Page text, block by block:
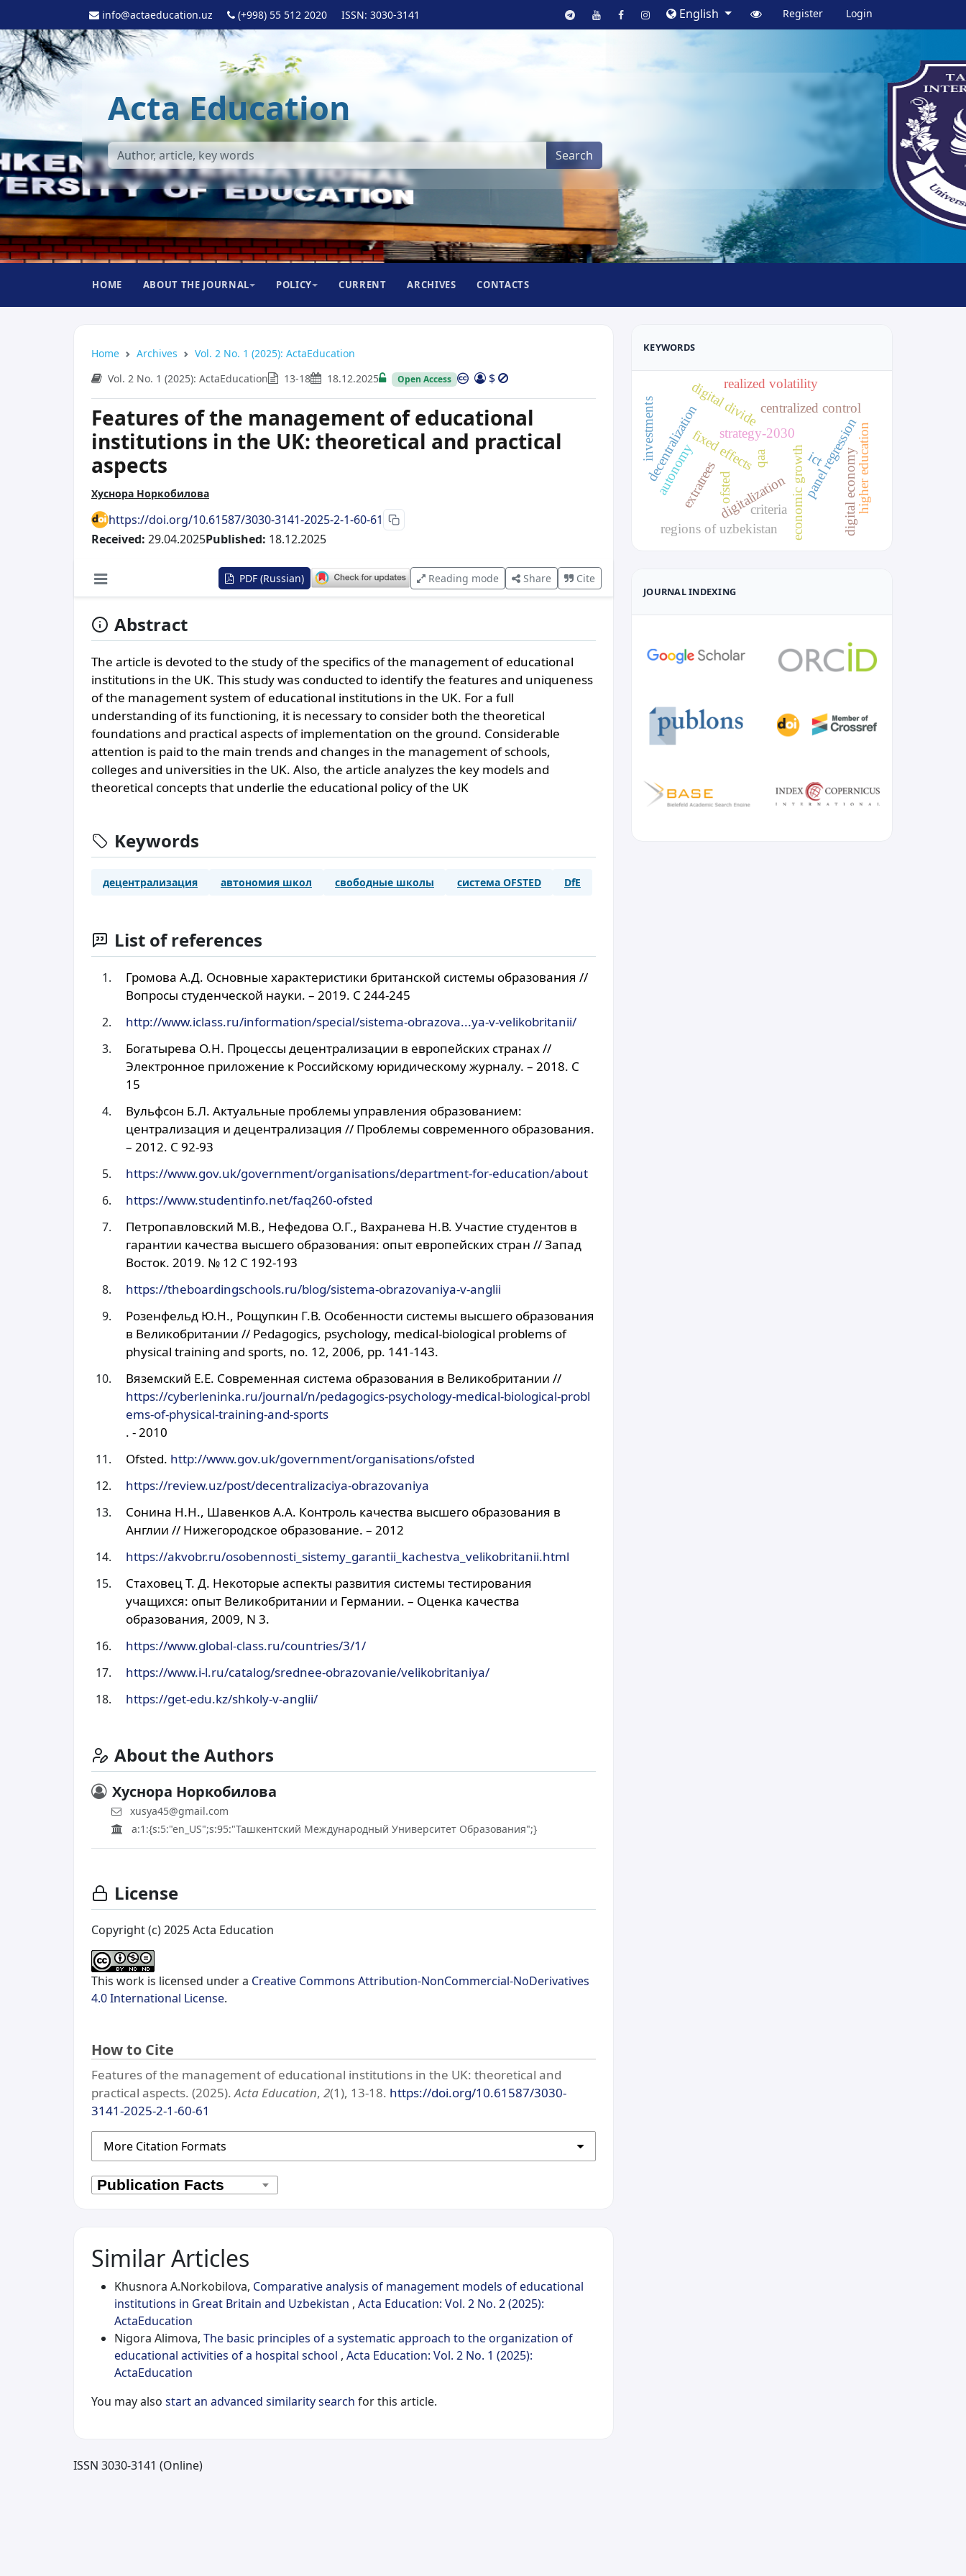
info@actaeducation.uz (+998) 55 512 2020 ISSN: 3030-3141 English Register Login
Acta Education
Search
HOME ABOUT THE JOURNAL POLICY CURRENT ARCHIVES CONTACTS
Home Archives
Vol. 2 No. 1 (2025): ActaEducation
Vol. 2 No. 1 (2025): ActaEducation
13-18 18.12.2025 Open Access $
Features of the management of educational
institutions in the UK: theoretical and practical
aspects
Хуснора Норкобилова
https://doi.org/10.61587/3030-3141-2025-2-1-60-61
Received: 29.04.2025Published: 18.12.2025
PDF (Russian) Reading mode Share Cite
Abstract
The article is devoted to the study of the specifics of the management of educational
institutions in the UK. This study was conducted to identify the features and uniqueness
of the management system of educational institutions in the UK. For a full
understanding of its functioning, it is necessary to consider both the theoretical
foundations and practical aspects of implementation on the ground. Considerable
attention is paid to the main trends and changes in the management of schools,
colleges and universities in the UK. Also, the article analyzes the key models and
theoretical concepts that underlie the educational policy of the UK
Keywords
децентрализация автономия школ свободные школы система OFSTED DfE
List of references
Громова А.Д. Основные характеристики британской системы образования //
Вопросы студенческой науки. – 2019. С 244-245
http://www.iclass.ru/information/special/sistema-obrazova...ya-v-velikobritanii/
Богатырева О.Н. Процессы децентрализации в европейских странах //
Электронное приложение к Российскому юридическому журналу. – 2018. С
15
Вульфсон Б.Л. Актуальные проблемы управления образованием:
централизация и децентрализация // Проблемы современного образования.
– 2012. С 92-93
https://www.gov.uk/government/organisations/department-for-education/about
https://www.studentinfo.net/faq260-ofsted
Петропавловский М.В., Нефедова О.Г., Вахранева Н.В. Участие студентов в
гарантии качества высшего образования: опыт европейских стран // Запад
Восток. 2019. № 12 С 192-193
https://theboardingschools.ru/blog/sistema-obrazovaniya-v-anglii
Розенфельд Ю.Н., Рощупкин Г.В. Особенности системы высшего образования
в Великобритании // Pedagogics, psychology, medical-biological problems of
physical training and sports, no. 12, 2006, pp. 141-143.
Вяземский Е.Е. Современная система образования в Великобритании //
https://cyberleninka.ru/journal/n/pedagogics-psychology-medical-biological-probl
ems-of-physical-training-and-sports
. - 2010
Ofsted. http://www.gov.uk/government/organisations/ofsted
https://review.uz/post/decentralizaciya-obrazovaniya
Сонина Н.Н., Шавенков А.А. Контроль качества высшего образования в
Англии // Нижегородское образование. – 2012
https://akvobr.ru/osobennosti_sistemy_garantii_kachestva_velikobritanii.html
Стаховец Т. Д. Некоторые аспекты развития системы тестирования
учащихся: опыт Великобритании и Германии. – Оценка качества
образования, 2009, N 3.
https://www.global-class.ru/countries/3/1/
https://www.i-l.ru/catalog/srednee-obrazovanie/velikobritaniya/
https://get-edu.kz/shkoly-v-anglii/
About the Authors
Хуснора Норкобилова
xusya45@gmail.com
a:1:{s:5:"en_US";s:95:"Ташкентский Международный Университет Образования";}
License
Copyright (c) 2025 Acta Education
This work is licensed under a Creative Commons Attribution-NonCommercial-NoDerivatives
4.0 International License.
How to Cite
Features of the management of educational institutions in the UK: theoretical and
practical aspects. (2025).Acta Education, 2(1), 13-18. https://doi.org/10.61587/3030-
3141-2025-2-1-60-61
More Citation Formats
Similar Articles
Khusnora A.Norkobilova, Comparative analysis of management models of educational
institutions in Great Britain and Uzbekistan , Acta Education: Vol. 2 No. 2 (2025):
ActaEducation
Nigora Alimova, The basic principles of a systematic approach to the organization of
educational activities of a hospital school , Acta Education: Vol. 2 No. 1 (2025):
ActaEducation
You may also start an advanced similarity search for this article.
ISSN 3030-3141 (Online)
KEYWORDS
digitalizationeconomic growth
regions of uzbekistan
panel regression
fixed effects
strategy-2030
ict digital economy
digital divide
decentralization centralized control
autonomy ofsted
qaa
realized volatility
extratrees criteria higher education
investments
JOURNAL INDEXING